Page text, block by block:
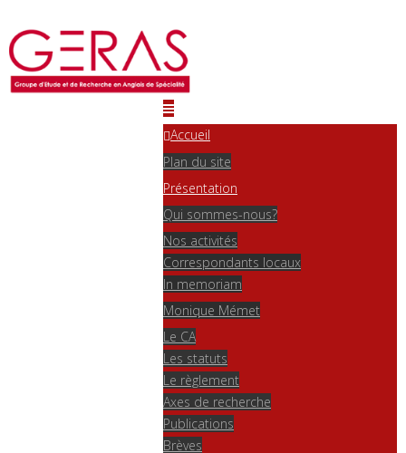
Accueil
Plan du site
Présentation
Qui sommes-nous?
Nos activités
Correspondants locaux
In memoriam
Monique Mémet
Le CA
Les statuts
Le règlement
Axes de recherche
Publications
Brèves